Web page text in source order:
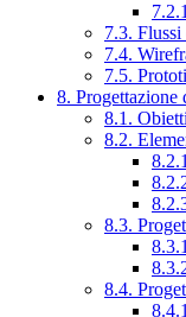
7.3.
7.4.
7.5.
8. Progettazione
8.1.
8.2.
8.3.
8.4.